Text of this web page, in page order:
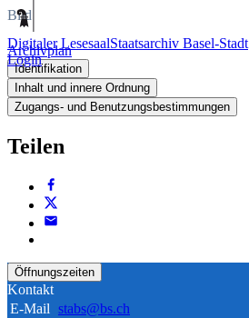
Digitaler LesesaalStaatsarchiv Basel-Stadt
Login
Bild
Archivplan
Identifikation
Inhalt und innere Ordnung
Zugangs- und Benutzungsbestimmungen
Teilen
Öffnungszeiten
Kontakt
E-Mail stabs@bs.ch